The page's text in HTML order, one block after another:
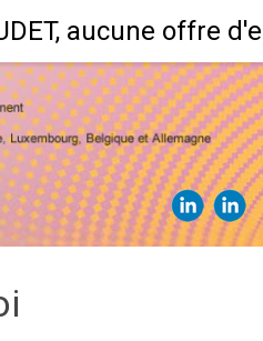
aucune offre